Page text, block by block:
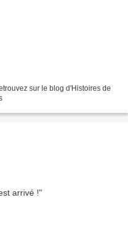
sur le blog d'Histoires de